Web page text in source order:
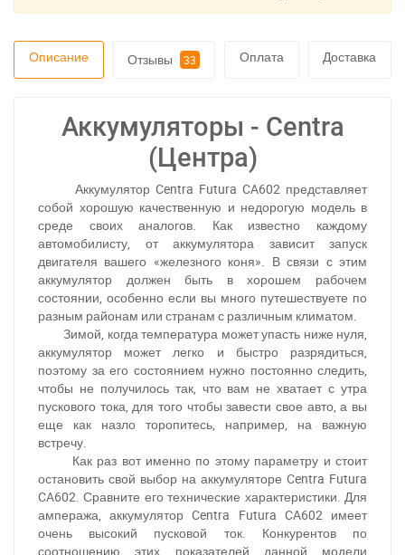
Описание Отзывы 33 Оплата Доставка
Аккумуляторы - Centra
(Центра)
Аккумулятор Centra Futura CA602 представляет
собой хорошую качественную и недорогую модель в
среде своих аналогов. Как известно каждому
автомобилисту, от аккумулятора зависит запуск
двигателя вашего «железного коня». В связи с этим
аккумулятор должен быть в хорошем рабочем
состоянии, особенно если вы много путешествуете по
разным районам или странам с различным климатом.
Зимой, когда температура может упасть ниже нуля,
аккумулятор может легко и быстро разрядиться,
поэтому за его состоянием нужно постоянно следить,
чтобы не получилось так, что вам не хватает с утра
пускового тока, для того чтобы завести свое авто, а вы
еще как назло торопитесь, например, на важную
встречу.
Как раз вот именно по этому параметру и стоит
остановить свой выбор на аккумуляторе Centra Futura
CA602. Сравните его технические характеристики. Для
ампеража, аккумулятор Centra Futura CA602 имеет
очень высокий пусковой ток. Конкурентов по
соотношению этих показателей данной модели